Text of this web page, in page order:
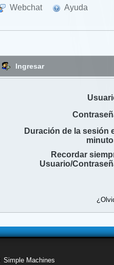
Webchat Ayuda
Ingresar
Duración de la sesión
Recordar
Usuario/
Simple Machines